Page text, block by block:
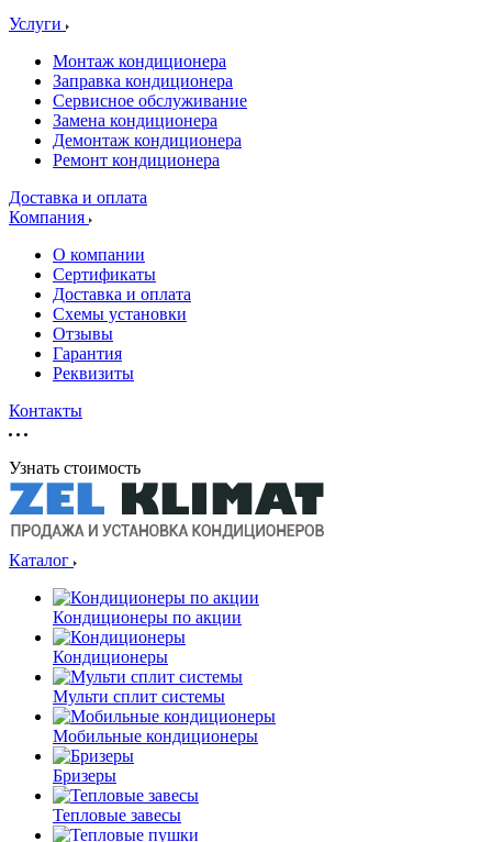
Услуги
Монтаж кондиционера
Заправка кондиционера
Сервисное обслуживание
Замена кондиционера
Демонтаж кондиционера
Ремонт кондиционера
Доставка и оплата
Компания
О компании
Сертификаты
Доставка и оплата
Схемы установки
Отзывы
Гарантия
Реквизиты
Контакты
Узнать стоимость
Каталог
Кондиционеры по акции
Кондиционеры
Мульти сплит системы
Мобильные кондиционеры
Бризеры
Тепловые завесы